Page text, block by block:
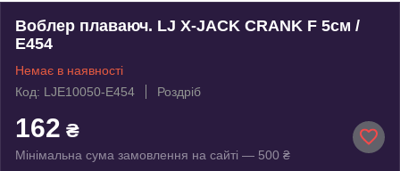
Воблер плаваюч. LJ X-JACK CRANK F 5см /
E454
Немає в наявності
Код: LJE10050-E454
Роздріб
162 ₴
Мінімальна сума замовлення на сайті — 500 ₴